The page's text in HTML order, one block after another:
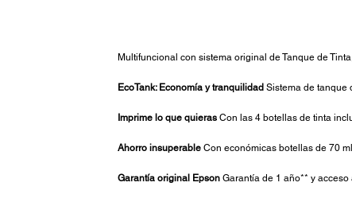
Multifuncional con sistema original de Tanque de
EcoTank: Economía y tranquilidad Sistema de tanque
Imprime lo que quierasCon las 4 botellas de tinta
Ahorro insuperableCon económicas botellas de 70
Garantía original EpsonGarantía de 1 año** y acceso